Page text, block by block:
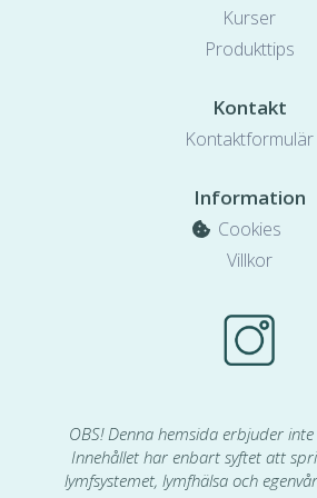
Kurser
Produkttips
Kontakt
Kontaktformulär
Information
Cookies
Villkor
OBS! Denna hemsida erbjuder
Innehållet har enbart syftet att
lymfsystemet, lymfhälsa och